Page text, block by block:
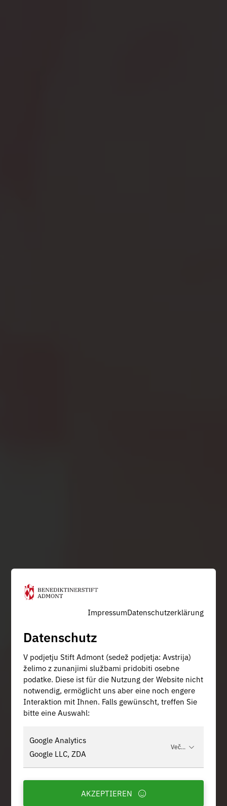
ImpressumDatenschutzerklärung
Datenschutz
V podjetju Stift Admont (sedež podjetja: Avstrija)
želimo z zunanjimi službami pridobiti osebne
podatke. Diese ist für die Nutzung der Website nicht
notwendig, ermöglicht uns aber eine noch engere
Interaktion mit Ihnen. Falls gewünscht, treffen Sie
bitte eine Auswahl:
Google Analytics
Google LLC, ZDA
Več...
AKZEPTIEREN